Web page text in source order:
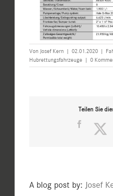
Von Josef Kern | 02.01.2020 |
Hubrettungsfahrzeuge | 0
Teilen Sie
Facebook
A blog post by: Josef